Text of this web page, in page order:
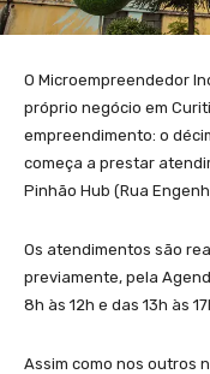
O Microempreendedor
próprio negócio em
empreendimento: o
começa a prestar
Pinhão Hub (Rua
Os atendimentos são
previamente, pela
8h às 12h e das 13h às
Assim como nos outros